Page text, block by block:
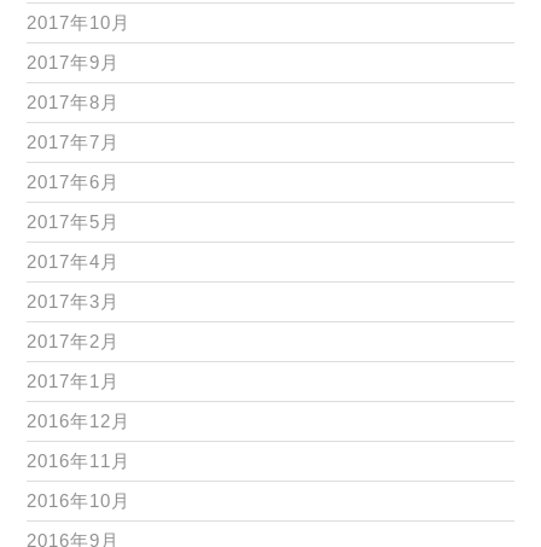
2017年10月
2017年9月
2017年8月
2017年7月
2017年6月
2017年5月
2017年4月
2017年3月
2017年2月
2017年1月
2016年12月
2016年11月
2016年10月
2016年9月